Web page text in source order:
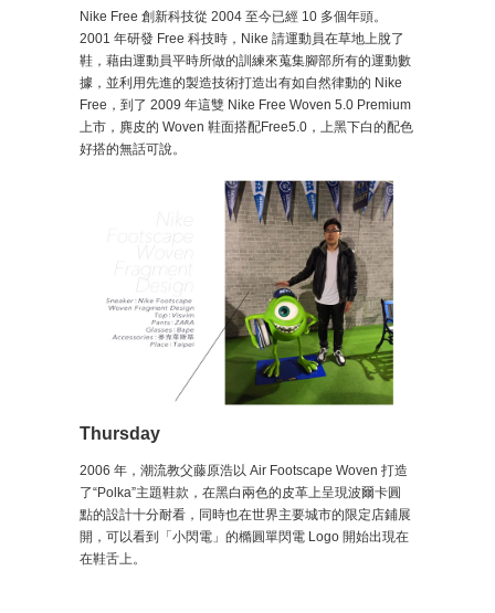
Nike Free 創新科技從 2004 至今已經 10 多個年頭。
2001 年研發 Free 科技時，Nike 請運動員在草地上脫了
鞋，藉由運動員平時所做的訓練來蒐集腳部所有的運動數
據，並利用先進的製造技術打造出有如自然律動的 Nike
Free，到了 2009 年這雙 Nike Free Woven 5.0 Premium
上市，麂皮的 Woven 鞋面搭配Free5.0，上黑下白的配色
好搭的無話可說。
Thursday
2006 年，潮流教父藤原浩以 Air Footscape Woven 打造
了“Polka”主題鞋款，在黑白兩色的皮革上呈現波爾卡圓
點的設計十分耐看，同時也在世界主要城市的限定店鋪展
開，可以看到「小閃電」的橢圓單閃電 Logo 開始出現在
在鞋舌上。